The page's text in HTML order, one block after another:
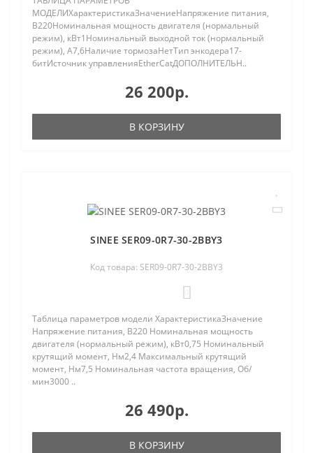
МОДЕЛИХарактеристикаЗначениеНапряжение питания,
В220Номинальная мощность двигателя (нормальный
режим), кВт1Номинальный выходной ток (нормальный
режим), A7,6Наличие тормозаНетТип энкодера17-
битИсточник управленияEtherCatДОПОЛНИТЕЛЬН..
26 200р.
В КОРЗИНУ
SINEE SER09-0R7-30-2BBY3
Код товара: SER09-0R7-30-2BBY3
Таблица параметров модели ХарактеристикаЗначение
Напряжение питания, В220 Номинальная мощность
двигателя (нормальный режим), кВт0,75 Номинальный
крутящий момент, Нм2,4 Максимальный крутящий
момент, Нм7,5 Номинальная частота вращения, Об/
мин3000 ..
26 490р.
В КОРЗИНУ